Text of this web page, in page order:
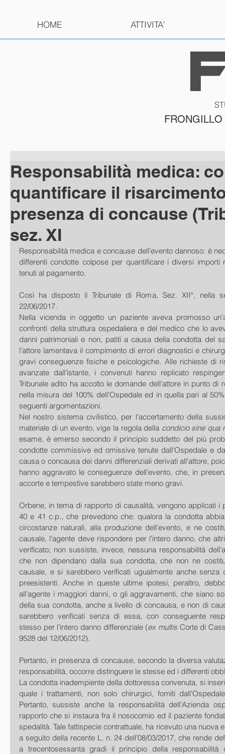
HOME ATTIVITA'
Responsabilità medica:
quantificare il
presenza di concause
sez. XI
Responsabilità medica e concause dell’evento dannoso: è
differenti condotte colpose per quantificare i diversi importi
tenuti al pagamento.
Così ha disposto il Tribunale di Roma, Sez. XII°, nella
22/06/2017.
Nella vicenda in oggetto un paziente aveva promosso
confronti della struttura ospedaliera e del medico che lo
danni patrimoniali e non, patiti a causa della condotta del
l’attore lamentava il compimento di errori diagnostici e
gravi conseguenze fisiche e psicologiche. Alle richieste di
avanzate dall’istante, i convenuti hanno replicato
Tribunale adìto ha accolto le domande dell'attore in punto di
nella misura del 100% dell'Ospedale ed in quella pari al
seguenti argomentazioni.
Nel nostro sistema civilistico, per l'accertamento della
materiale di un evento, vige la regola della condicio sine qua
esame, è emerso secondo il principio suddetto del più
condotte commissive ed omissive tenute dall'Ospedale e
causa o concausa dei danni differenziali derivati all'attore,
hanno aggravato le conseguenze dell’evento, che, in
accorte e tempestive sarebbero state meno gravi.
Orbene, in tema di rapporto di causalità, vengono applicati i
40 e 41 c.p., che prevedono che: qualora la condotta
circostanze naturali, alla produzione dell’evento, e ne
causale, l’agente deve rispondere per l’intero danno, che
verificato; non sussiste, invece, nessuna responsabilità
che non dipendano dalla sua condotta, che non ne
causale, e si sarebbero verificati ugualmente anche
preesistenti. Anche in queste ultime ipotesi, peraltro,
all’agente i maggiori danni, o gli aggravamenti, che siano
della sua condotta, anche a livello di concausa, e non di
sarebbero verificati senza di essa, con conseguente
stesso per l’intero danno differenziale (ex multis Corte di
9528 del 12/06/2012).
Pertanto, in presenza di concause, secondo la diversa
responsabilità, occorre distinguere le stesse ed i differenti
La condotta inadempiente della dottoressa convenuta, si
quale i trattamenti, non solo chirurgici, forniti
Pertanto, sussiste anche la responsabilità dell'Azienda
rapporto che si instaura fra il nosocomio ed il paziente
spedalità. Tale fattispecie contrattuale, ha ricevuto una nuova
a seguito della recente L. n. 24 dell’08/03/2017, che rende
a trecentosessanta gradi il principio della responsabilità